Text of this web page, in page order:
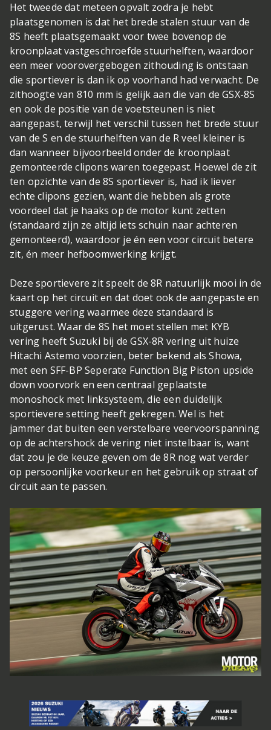
Het tweede dat meteen opvalt zodra je hebt
plaatsgenomen is dat het brede stalen stuur van de
8S heeft plaatsgemaakt voor twee bovenop de
kroonplaat vastgeschroefde stuurhelften, waardoor
een meer voorovergebogen zithouding is ontstaan
die sportiever is dan ik op voorhand had verwacht. De
zithoogte van 810 mm is gelijk aan die van de GSX-8S
en ook de positie van de voetsteunen is niet
aangepast, terwijl het verschil tussen het brede stuur
van de S en de stuurhelften van de R veel kleiner is
dan wanneer bijvoorbeeld onder de kroonplaat
gemonteerde clipons waren toegepast. Hoewel de zit
ten opzichte van de 8S sportiever is, had ik liever
echte clipons gezien, want die hebben als grote
voordeel dat je haaks op de motor kunt zetten
(standaard zijn ze altijd iets schuin naar achteren
gemonteerd), waardoor je én een voor circuit betere
zit, én meer hefboomwerking krijgt.
Deze sportievere zit speelt de 8R natuurlijk mooi in de
kaart op het circuit en dat doet ook de aangepaste en
stuggere vering waarmee deze standaard is
uitgerust. Waar de 8S het moet stellen met KYB
vering heeft Suzuki bij de GSX-8R vering uit huize
Hitachi Astemo voorzien, beter bekend als Showa,
met een SFF-BP Seperate Function Big Piston upside
down voorvork en een centraal geplaatste
monoshock met linksysteem, die een duidelijk
sportievere setting heeft gekregen. Wel is het
jammer dat buiten een verstelbare veervoorspanning
op de achtershock de vering niet instelbaar is, want
dat zou je de keuze geven om de 8R nog wat verder
op persoonlijke voorkeur en het gebruik op straat of
circuit aan te passen.